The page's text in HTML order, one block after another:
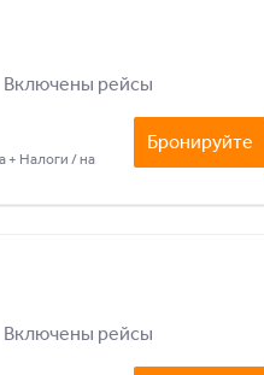
Включены рейсы
+ Налоги / на
Бронируйте
Включены рейсы